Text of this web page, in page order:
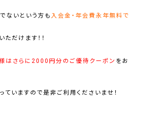
ないという方も 入会金・年会費永年無料で
ただけます！！
はさらに2000円分のご優待クーポン をお
ていますので是非ご利用くださいませ！